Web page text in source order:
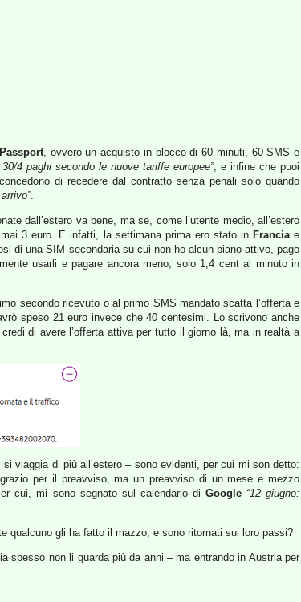
, ovvero un acquisto in blocco di 60 minuti, 60 SMS e
4 paghi secondo le nuove tariffe europee”, e infine che puoi
di recedere dal contratto senza penali solo quando
.
dall’estero va bene, ma se, come l’utente medio, all’estero
3 euro. E infatti, la settimana prima ero stato in Franciae
di una SIM secondaria su cui non ho alcun piano attivo, pago
usarli e pagare ancora meno, solo 1,4 cent al minuto in
secondo ricevuto o al primo SMS mandato scatta l’offerta e
speso 21 euro invece che 40 centesimi. Lo scrivono anche
di avere l’offerta attiva per tutto il giorno là, ma in realtà a
viaggia di più all’estero – sono evidenti, per cui mi son detto:
per il preavviso, ma un preavviso di un mese e mezzo
cui, mi sono segnato sul calendario di Google “12 giugno:
qualcuno gli ha fatto il mazzo, e sono ritornati sui loro passi?
spesso non li guarda più da anni – ma entrando in Austria per